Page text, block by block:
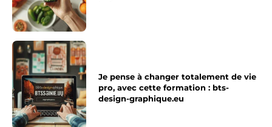
Je pense à changer totalement de vie
pro, avec cette formation : bts-
design-graphique.eu